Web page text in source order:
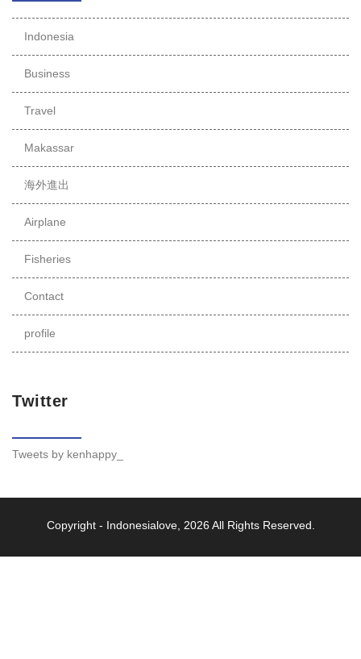
Indonesia
Business
Travel
Makassar
海外進出
Airplane
Fisheries
Contact
profile
Twitter
Tweets by kenhappy_
Copyright - Indonesialove, 2026 All Rights Reserved.